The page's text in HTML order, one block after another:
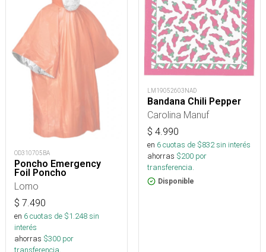
OD310705BA
Poncho Emergency
Foil Poncho
Lomo
$ 7.490
en 6cuotas de $1.248sin
interés
ahorras $300 por
LM19052603NAD
Bandana Chili Pepper
Carolina Manuf
$ 4.990
en 6cuotas de $832sin interés
ahorras $200 por
transferencia.
Disponible